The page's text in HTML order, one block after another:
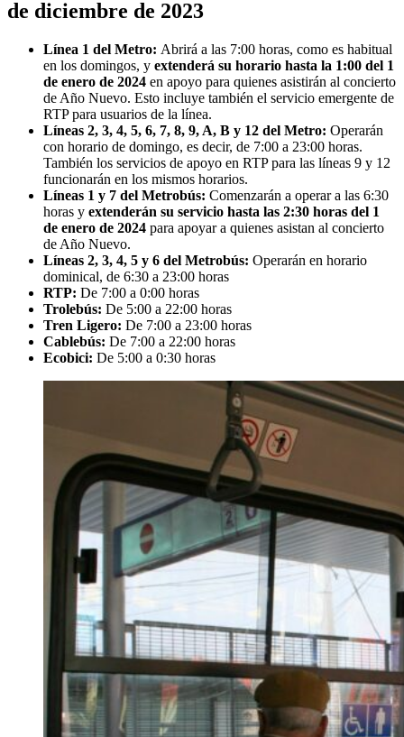
de diciembre de 2023
Línea 1 del Metro: Abrirá a las 7:00 horas, como es habitual
en los domingos, y extenderá su horario hasta la 1:00 del 1
de enero de 2024 en apoyo para quienes asistirán al concierto
de Año Nuevo. Esto incluye también el servicio emergente de
RTP para usuarios de la línea.
Líneas 2, 3, 4, 5, 6, 7, 8, 9, A, B y 12 del Metro: Operarán
con horario de domingo, es decir, de 7:00 a 23:00 horas.
También los servicios de apoyo en RTP para las líneas 9 y 12
funcionarán en los mismos horarios.
Líneas 1 y 7 del Metrobús: Comenzarán a operar a las 6:30
horas y extenderán su servicio hasta las 2:30 horas del 1
de enero de 2024 para apoyar a quienes asistan al concierto
de Año Nuevo.
Líneas 2, 3, 4, 5 y 6 del Metrobús: Operarán en horario
dominical, de 6:30 a 23:00 horas
RTP: De 7:00 a 0:00 horas
Trolebús: De 5:00 a 22:00 horas
Tren Ligero: De 7:00 a 23:00 horas
Cablebús: De 7:00 a 22:00 horas
Ecobici: De 5:00 a 0:30 horas